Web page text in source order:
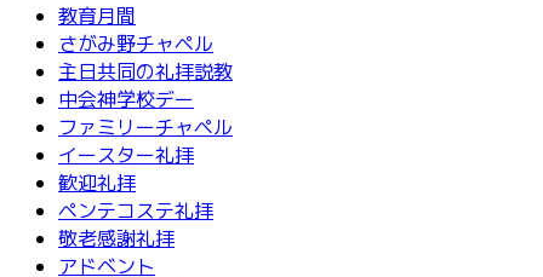
教育月間
さがみ野チャペル
主日共同の礼拝説教
中会神学校デー
ファミリーチャペル
イースター礼拝
歓迎礼拝
ペンテコステ礼拝
敬老感謝礼拝
アドベント